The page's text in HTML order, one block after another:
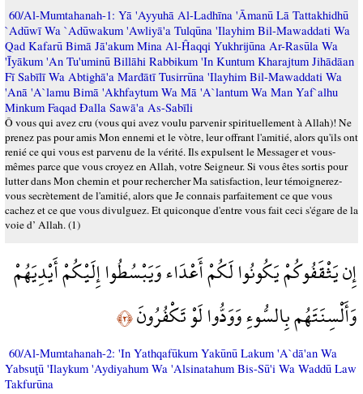
60/Al-Mumtahanah-1: Yā 'Ayyuhā Al-Ladhīna 'Āmanū Lā Tattakhidhū
`Adūwī Wa `Adūwakum 'Awliyā'a Tulqūna 'Ilayhim Bil-Mawaddati Wa
Qad Kafarū Bimā Jā'akum Mina Al-Ĥaqqi Yukhrijūna Ar-Rasūla Wa
'Īyākum 'An Tu'uminū Billāhi Rabbikum 'In Kuntum Kharajtum Jihādāan
Fī Sabīlī Wa Abtighā'a Marđātī Tusirrūna 'Ilayhim Bil-Mawaddati Wa
'Anā 'A`lamu Bimā 'Akhfaytum Wa Mā 'A`lantum Wa Man Yaf`alhu
Minkum Faqad Đalla Sawā'a As-Sabīli
Ô vous qui avez cru (vous qui avez voulu parvenir spirituellement à Allah)! Ne
prenez pas pour amis Mon ennemi et le vòtre, leur offrant l'amitié, alors qu'ils ont
renié ce qui vous est parvenu de la vérité. Ils expulsent le Messager et vous-
mêmes parce que vous croyez en Allah, votre Seigneur. Si vous êtes sortis pour
lutter dans Mon chemin et pour rechercher Ma satisfaction, leur témoignerez-
vous secrètement de l'amitié, alors que Je connais parfaitement ce que vous
cachez et ce que vous divulguez. Et quiconque d'entre vous fait ceci s'égare de la
voie d’ Allah. (1)
إِن يَثْقَفُوكُمْ يَكُونُوا لَكُمْ أَعْدَاء وَيَبْسُطُوا إِلَيْكُمْ أَيْدِيَهُمْ
وَأَلْسِنَتَهُم بِالسُّوءِ وَوَدُّوا لَوْ تَكْفُرُونَ﴿٢﴾
60/Al-Mumtahanah-2: 'In Yathqafūkum Yakūnū Lakum 'A`dā'an Wa
Yabsuţū 'Ilaykum 'Aydiyahum Wa 'Alsinatahum Bis-Sū'i Wa Waddū Law
Takfurūna